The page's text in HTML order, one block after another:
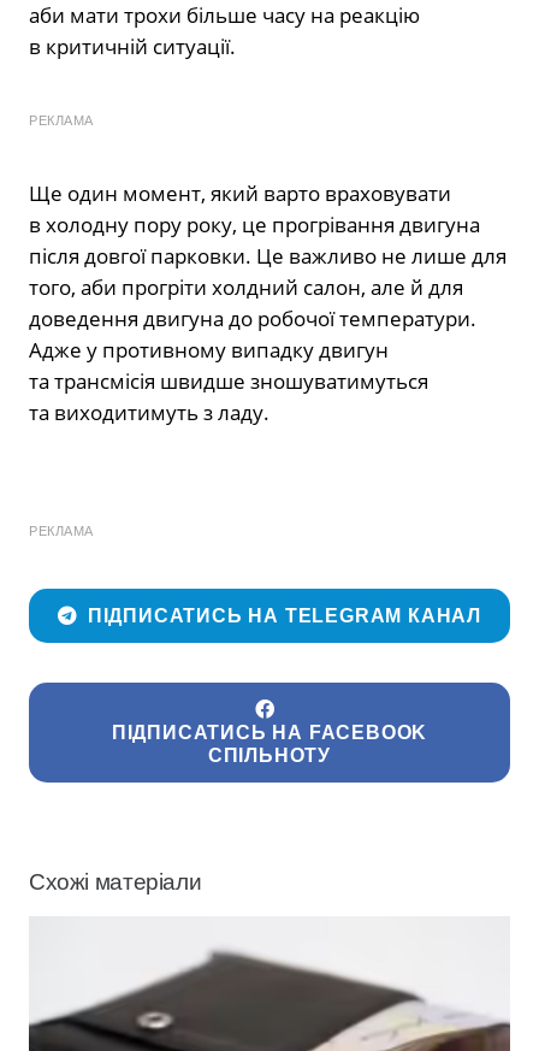
аби мати трохи більше часу на реакцію
в критичній ситуації.
РЕКЛАМА
Ще один момент, який варто враховувати
в холодну пору року, це прогрівання двигуна
після довгої парковки. Це важливо не лише для
того, аби прогріти холдний салон, але й для
доведення двигуна до робочої температури.
Адже у противному випадку двигун
та трансмісія швидше зношуватимуться
та виходитимуть з ладу.
РЕКЛАМА
ПІДПИСАТИСЬ НА TELEGRAM КАНАЛ
ПІДПИСАТИСЬ НА FACEBOOK
СПІЛЬНОТУ
Схожі матеріали